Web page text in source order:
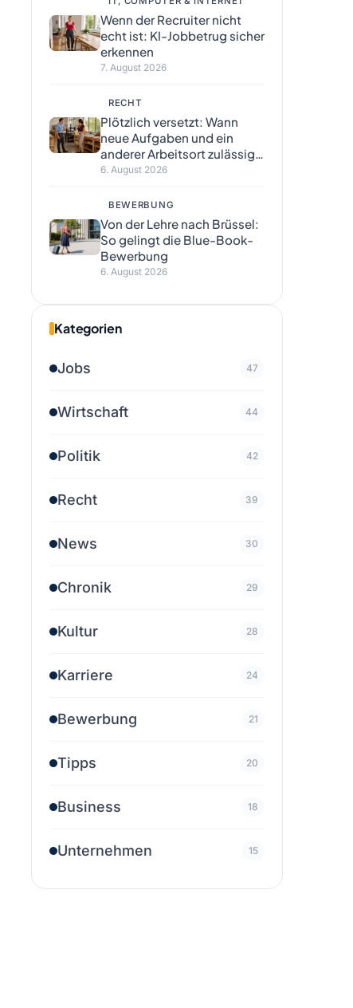
Wenn der Recruiter nicht
echt ist: KI-Jobbetrug sicher
erkennen
7. August 2026
RECHT
Plötzlich versetzt: Wann
neue Aufgaben und ein
anderer Arbeitsort zulässig
sind
6. August 2026
BEWERBUNG
Von der Lehre nach Brüssel:
So gelingt die Blue-Book-
Bewerbung
6. August 2026
Kategorien
Jobs 47
Wirtschaft 44
Politik 42
Recht 39
News 30
Chronik 29
Kultur 28
Karriere 24
Bewerbung 21
Tipps 20
Business 18
Unternehmen 15